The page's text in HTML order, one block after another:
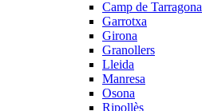
Camp de Tarragona
Garrotxa
Girona
Granollers
Lleida
Manresa
Osona
Ripollès